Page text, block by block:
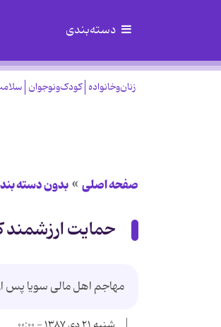
دسته‌بندی
زنان‌وخانواده کودک‌ونوجوان
صفحه اصلی بدون دسته
حمایت ارزشمند
مهاجم اهل مالی سویا پس